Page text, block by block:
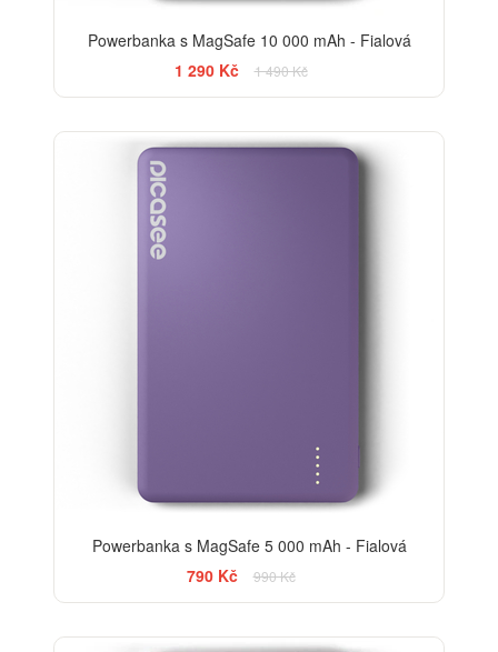
Powerbanka s MagSafe 10 000 mAh - Fialová
1 290 Kč
1 490 Kč
Powerbanka s MagSafe 5 000 mAh - Fialová
790 Kč
990 Kč